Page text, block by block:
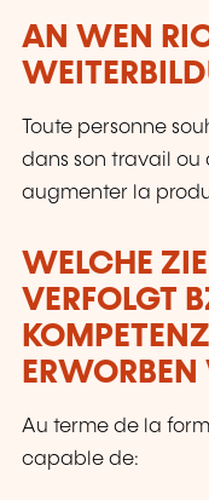
AN WEN
Toute personne
dans son travail ou
augmenter la
WELCHE
VERFOLGT
Au terme de la
capable de: